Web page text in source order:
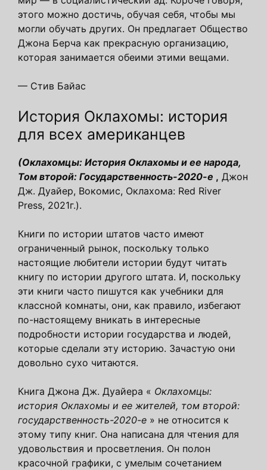
этого можно достичь, обучая себя, чтобы мы
могли обучать других. Он предлагает Общество
Джона Берча как прекрасную организацию,
которая занимается обеими этими вещами.
— Стив Байас
История Оклахомы: история
для всех американцев
(Оклахомцы: История Оклахомы и ее народа,
Том второй: Государственность-2020-е , Джон
Дж. Дуайер, Вокомис, Оклахома: Red River
Press, 2021г.).
Книги по истории штатов часто имеют
ограниченный рынок, поскольку только
настоящие любители истории будут читать
книгу по истории другого штата. И, поскольку
эти книги часто пишутся как учебники для
классной комнаты, они, как правило, избегают
по-настоящему вникать в интересные
подробности истории государства и людей,
которые сделали эту историю. Зачастую они
довольно сухо читаются.
Книга Джона Дж. Дуайера « Оклахомцы:
история Оклахомы и ее жителей, том второй:
государственность-2020-е » не относится к
этому типу книг. Она написана для чтения для
удовольствия и просветления. Он полон
красочной графики, с умелым сочетанием